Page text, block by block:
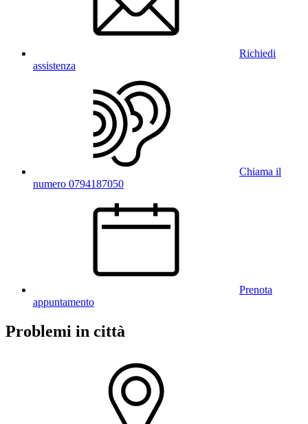
Richiedi
assistenza
Chiama il
numero 0794187050
Prenota
appuntamento
Problemi in città